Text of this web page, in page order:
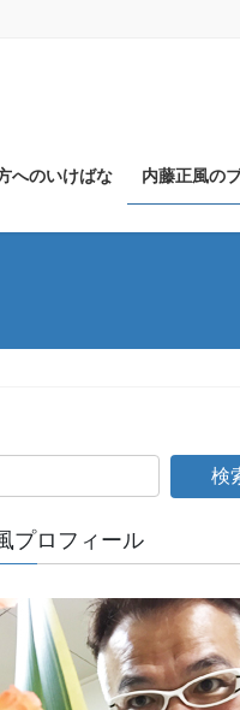
へのいけばな 内藤正風の
プロフィール